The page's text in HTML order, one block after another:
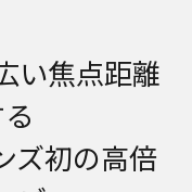
い焦点距離
ズ初の高倍